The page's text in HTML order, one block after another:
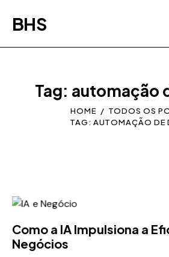
BHS
Tag: automação
HOME
TODOS OS
TAG: AUTOMAÇÃO DE
Como a IA Impulsiona a
Negócios